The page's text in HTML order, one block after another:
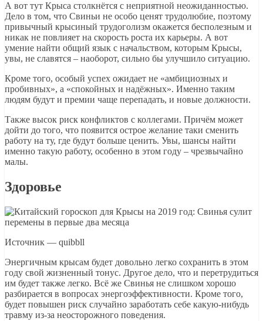
А вот тут Крыса столкнётся с неприятной неожиданностью.
Дело в том, что Свиньи не особо ценят трудолюбие, поэтому
привычный крысиный трудоголизм окажется бесполезным и
никак не повлияет на скорость роста их карьеры. А вот
умение найти общий язык с начальством, которым Крысы,
увы, не славятся – наоборот, сильно бы улучшило ситуацию.
Кроме того, особый успех ожидает не «амбициозных и
пробивных», а «спокойных и надёжных». Именно таким
людям будут и премии чаще перепадать, и новые должности.
Также высок риск конфликтов с коллегами. Причём может
дойти до того, что появится острое желание таки сменить
работу на ту, где будут больше ценить. Увы, шансы найти
именно такую работу, особенно в этом году – чрезвычайно
малы.
Здоровье
Источник — quibbll
Энергичным крысам будет довольно легко сохранить в этом
году свой жизненный тонус. Другое дело, что и перетрудиться
им будет также легко. Всё же Свинья не слишком хорошо
разбирается в вопросах энергоэффективности. Кроме того,
будет повышен риск случайно заработать себе какую-нибудь
травму из-за неосторожного поведения.